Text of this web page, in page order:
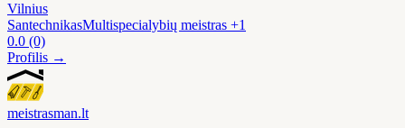
Vilnius
SantechnikasMultispecialybių meistras +1
0.0 (0)
Profilis →
meistrasman.lt